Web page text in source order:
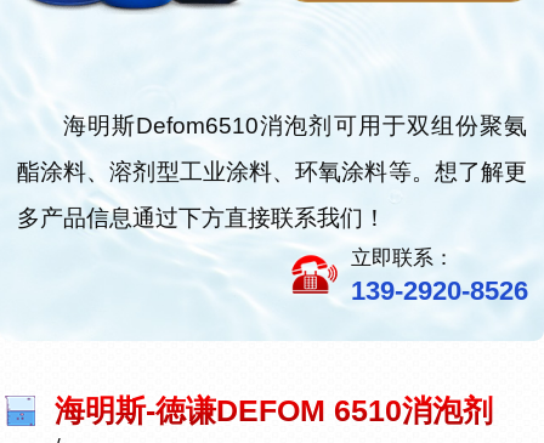
海明斯Defom6510消泡剂可用于双组份聚氨
酯涂料、溶剂型工业涂料、环氧涂料等。想了解更
多产品信息通过下方直接联系我们！
立即联系：
139-2920-8526
海明斯-徳谦DEFOM 6510消泡剂